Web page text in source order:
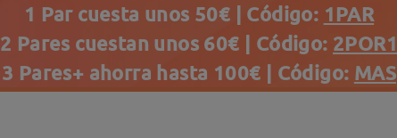
1 Par cuesta unos 50€ | Código: 1PAR
2 Pares cuestan unos 60€ | Código: 2POR1
3 Pares+ ahorra hasta 100€ | Código: MAS